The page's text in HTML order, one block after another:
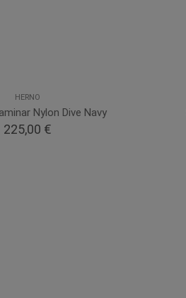
HERNO
Nylon Dive Navy
225,00 €